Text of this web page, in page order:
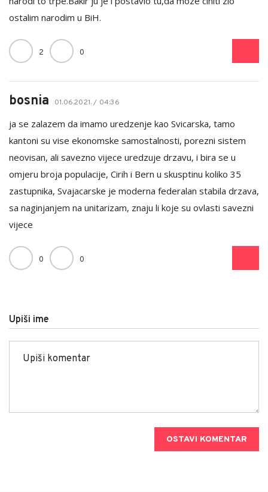
ostalim narodim u BiH.
2 0
bosnia 01.06.2021. / 04:36
ja se zalazem da imamo uredzenje kao Svicarska, tamo
kantoni su vise ekonomske samostalnosti, porezni sistem
neovisan, ali savezno vijece uredzuje drzavu, i bira se u
omjeru broja populacije, Cirih i Bern u skusptinu koliko 35
zastupnika, Svajacarske je moderna federalan stabila drzava,
sa naginjanjem na unitarizam, znaju li koje su ovlasti savezni
vijece
0 0
Upiši ime
OSTAVI KOMENTAR